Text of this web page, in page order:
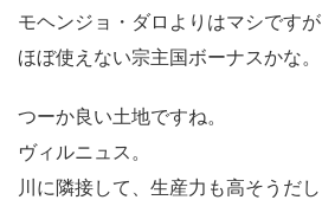
モヘンジョ・ダロよりはマシですが
ほぼ使えない宗主国ボーナスかな。
つーか良い土地ですね。
ヴィルニュス。
川に隣接して、生産力も高そうだし